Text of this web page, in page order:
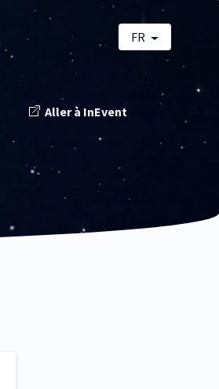
FR
Aller à InEvent